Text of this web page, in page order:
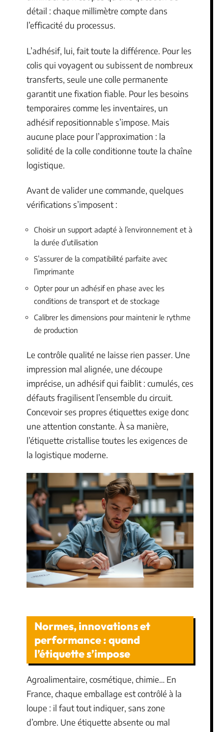
détail : chaque millimètre compte dans
l’efficacité du processus.
L’adhésif, lui, fait toute la différence. Pour les
colis qui voyagent ou subissent de nombreux
transferts, seule une colle permanente
garantit une fixation fiable. Pour les besoins
temporaires comme les inventaires, un
adhésif repositionnable s’impose. Mais
aucune place pour l’approximation : la
solidité de la colle conditionne toute la chaîne
logistique.
Avant de valider une commande, quelques
vérifications s’imposent :
Choisir un support adapté à l’environnement et à
la durée d’utilisation
S’assurer de la compatibilité parfaite avec
l’imprimante
Opter pour un adhésif en phase avec les
conditions de transport et de stockage
Calibrer les dimensions pour maintenir le rythme
de production
Le contrôle qualité ne laisse rien passer. Une
impression mal alignée, une découpe
imprécise, un adhésif qui faiblit : cumulés, ces
défauts fragilisent l’ensemble du circuit.
Concevoir ses propres étiquettes exige donc
une attention constante. À sa manière,
l’étiquette cristallise toutes les exigences de
la logistique moderne.
Normes, innovations et
performance : quand
l’étiquette s’impose
Agroalimentaire, cosmétique, chimie… En
France, chaque emballage est contrôlé à la
loupe : il faut tout indiquer, sans zone
d’ombre. Une étiquette absente ou mal